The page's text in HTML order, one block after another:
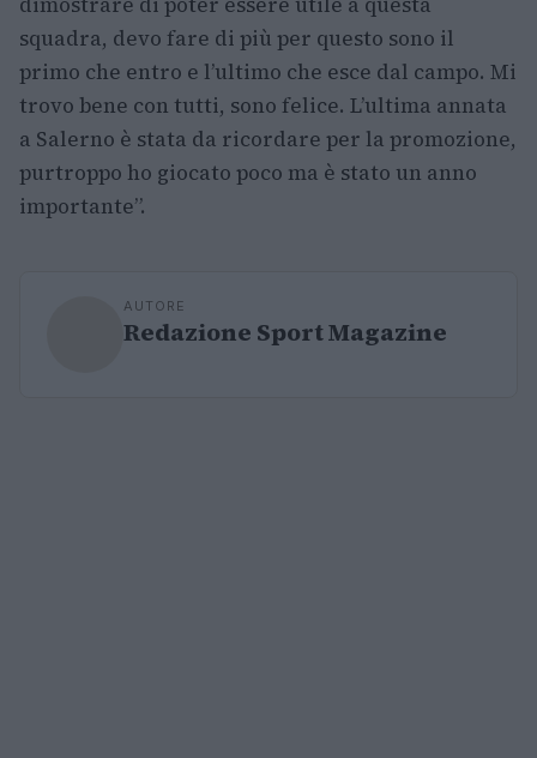
squadra, devo fare di più per questo sono il
primo che entro e l’ultimo che esce dal campo. Mi
trovo bene con tutti, sono felice. L’ultima annata
a Salerno è stata da ricordare per la promozione,
purtroppo ho giocato poco ma è stato un anno
importante”.
AUTORE
Redazione Sport Magazine